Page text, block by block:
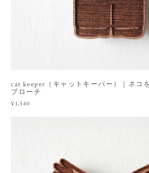
cat keeper（キャットキーパー）｜ネコ
ブローチ
¥1,540